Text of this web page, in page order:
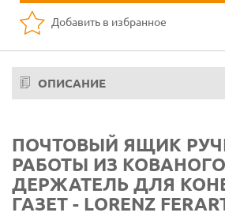
Добавить в избранное
ОПИСАНИЕ
ПОЧТОВЫЙ ЯЩИК
РАБОТЫ ИЗ
ДЕРЖАТЕЛЬ ДЛЯ
ГАЗЕТ - LORENZ